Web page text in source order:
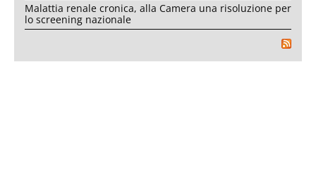
Malattia renale cronica, alla Camera una risoluzione per
lo screening nazionale